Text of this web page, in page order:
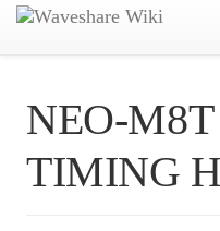
NEO-M8T
TIMING